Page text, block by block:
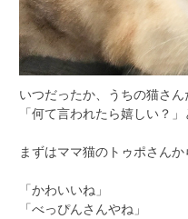
いつだったか、うちの猫さん
「何て言われたら嬉しい？」
まずはママ猫のトゥポさんか
「かわいいね」
「べっぴんさんやね」